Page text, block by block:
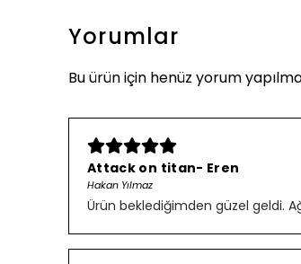
Yorumlar
Bu ürün için henüz yorum
Attack on titan- Eren
Hakan Yılmaz
Ürün beklediğimden güzel geldi.